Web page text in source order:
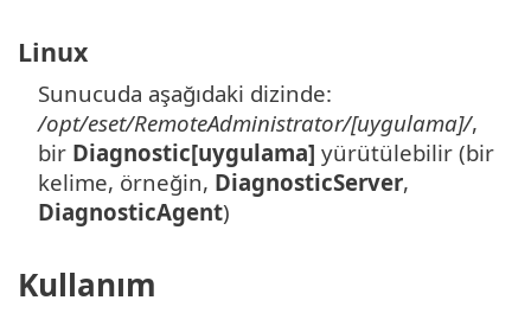
Linux
Sunucuda aşağıdaki dizinde:
/opt/eset/RemoteAdministrator/[uygulama]/,
bir Diagnostic[uygulama] yürütülebilir (bir
kelime, örneğin, DiagnosticServer,
DiagnosticAgent)
Kullanım